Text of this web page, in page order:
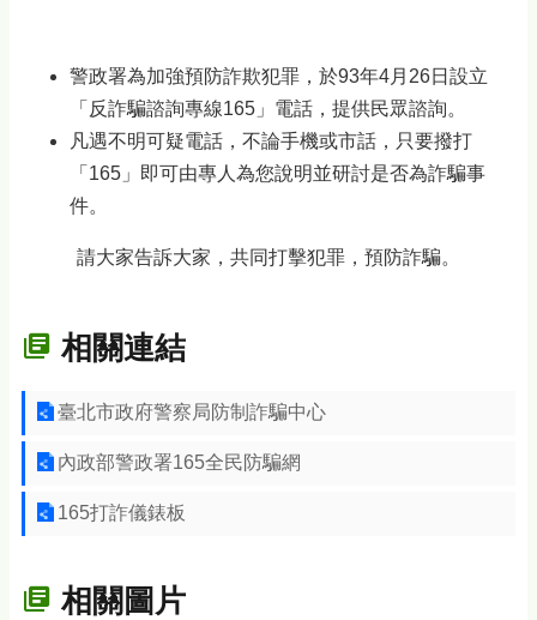
警政署為加強預防詐欺犯罪，於93年4月26日設立
「反詐騙諮詢專線165」電話，提供民眾諮詢。
凡遇不明可疑電話，不論手機或市話，只要撥打
「 165 」即可由專人為您說明並研討是否為詐騙事
件。
請大家告訴大家，共同打擊犯罪，預防詐騙。
相關連結
臺北市政府警察局防制詐騙中心
內政部警政署165全民防騙網
165打詐儀錶板
相關圖片